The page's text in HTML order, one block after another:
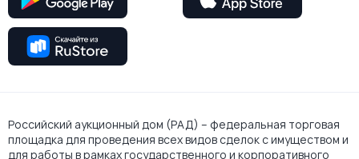
Российский аукционный дом (РАД) – федеральная торговая
площадка для проведения всех видов сделок с имуществом и
для работы в рамках государственного и корпоративного